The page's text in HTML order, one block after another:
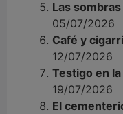
Las
05/07/2026
Café y
12/07/2026
Testigo en
19/07/2026
El